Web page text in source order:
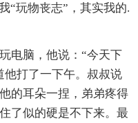
“玩物丧志”，其实我的.
电脑，他说：“今天下
他打了一下午。叔叔说
的耳朵一捏，弟弟疼得
了似的硬是不下来。最